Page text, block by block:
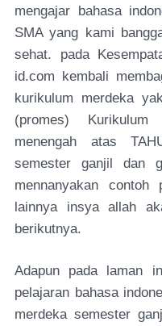
mengajar bahasa
SMA yang kami
sehat. pada
id.com kembali
kurikulum merdeka
(promes)
menengah atas
semester ganjil dan
mennanyakan
lainnya insya allah
berikutnya.
Adapun pada laman
pelajaran bahasa
merdeka semester